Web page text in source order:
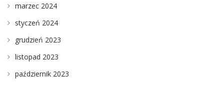
marzec 2024
styczeń 2024
grudzień 2023
listopad 2023
październik 2023